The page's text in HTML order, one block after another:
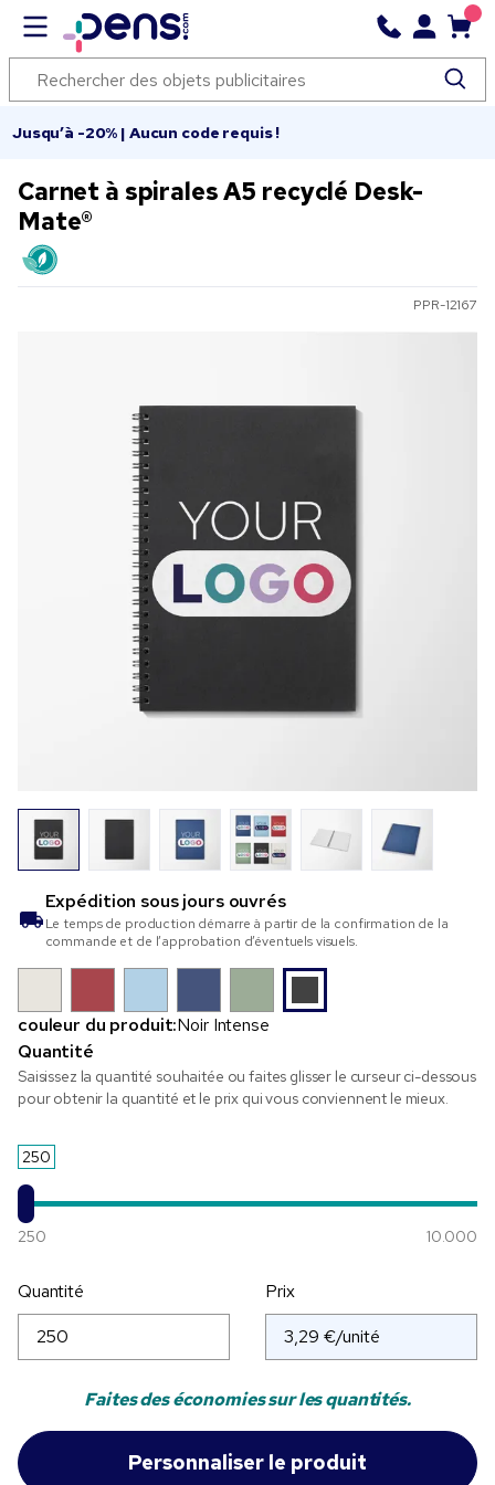
Jusqu’à -20% | Aucun code requis !
Carnet à spirales A5 recyclé Desk-
Mate®
PPR-12167
Expédition sousjours ouvrés
Le temps de production démarre à partir de la confirmation de la
commande et de l’approbation d’éventuels visuels.
couleur du produit:Noir Intense
Quantité
Saisissez la quantité souhaitée ou faites glisser le curseur ci-dessous
pour obtenir la quantité et le prix qui vous conviennent le mieux.
250
250 10.000
Quantité Prix
Faites des économies sur les quantités.